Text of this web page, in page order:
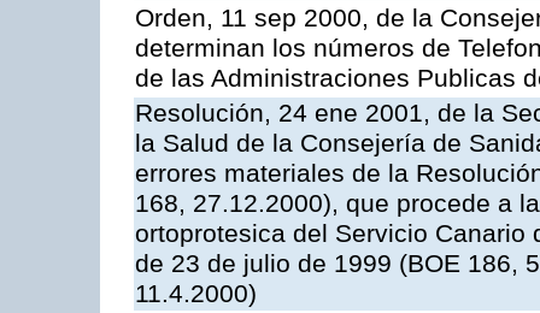
Orden, 11 sep 2000, de la
determinan los números de
de las Administraciones Publicas
Resolución, 24 ene 2001, de la
la Salud de la Consejería de
errores materiales de la
168, 27.12.2000), que procede a
ortoprotesica del Servicio
de 23 de julio de 1999 (BOE 186,
11.4.2000)